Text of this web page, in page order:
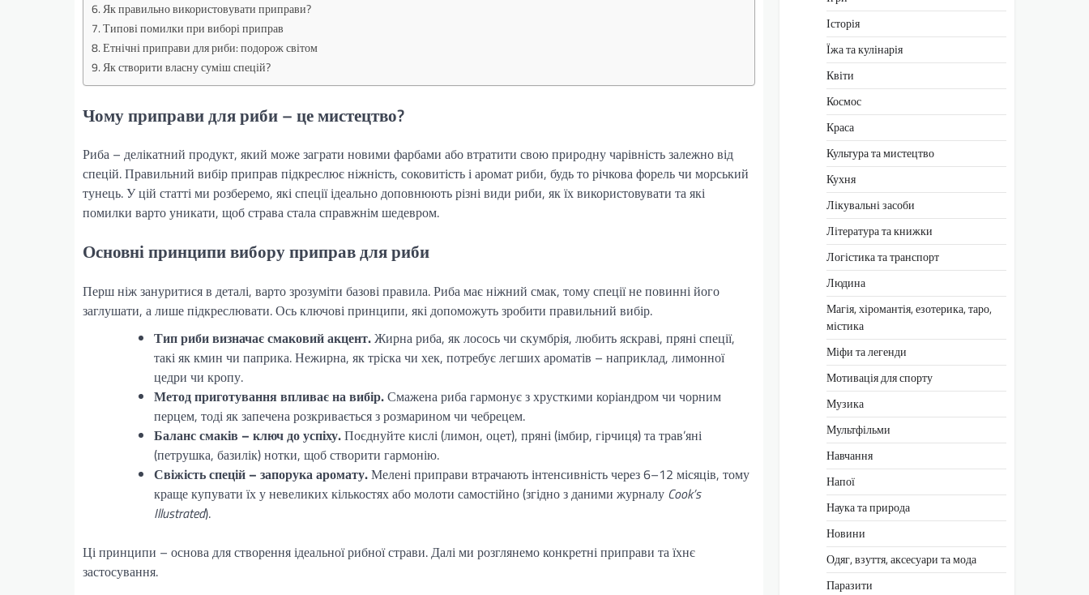
Як правильно використовувати приправи?
Типові помилки при виборі приправ
Етнічні приправи для риби: подорож світом
Як створити власну суміш спецій?
Чому приправи для риби – це мистецтво?
Риба – делікатний продукт, який може заграти новими фарбами або втратити свою природну чарівність залежно від
спецій. Правильний вибір приправ підкреслює ніжність, соковитість і аромат риби, будь то річкова форель чи морський
тунець. У цій статті ми розберемо, які спеції ідеально доповнюють різні види риби, як їх використовувати та які
помилки варто уникати, щоб страва стала справжнім шедевром.
Основні принципи вибору приправ для риби
Перш ніж зануритися в деталі, варто зрозуміти базові правила. Риба має ніжний смак, тому спеції не повинні його
заглушати, а лише підкреслювати. Ось ключові принципи, які допоможуть зробити правильний вибір.
Тип риби визначає смаковий акцент.Жирна риба, як лосось чи скумбрія, любить яскраві, пряні спеції,
такі як кмин чи паприка. Нежирна, як тріска чи хек, потребує легших ароматів – наприклад, лимонної
цедри чи кропу.
Метод приготування впливає на вибір.Смажена риба гармонує з хрусткими коріандром чи чорним
перцем, тоді як запечена розкривається з розмарином чи чебрецем.
Баланс смаків – ключ до успіху.Поєднуйте кислі (лимон, оцет), пряні (імбир, гірчиця) та трав’яні
(петрушка, базилік) нотки, щоб створити гармонію.
Свіжість спецій – запорука аромату.Мелені приправи втрачають інтенсивність через 6–12 місяців, тому
краще купувати їх у невеликих кількостях або молоти самостійно (згідно з даними журналу Cook’s
Illustrated).
Ці принципи – основа для створення ідеальної рибної страви. Далі ми розглянемо конкретні приправи та їхнє
застосування.
Історія
Їжа та кулінарія
Квіти
Космос
Краса
Культура та мистецтво
Кухня
Лікувальні засоби
Література та книжки
Логістика та транспорт
Людина
Магія, хіромантія, езотерика, таро,
містика
Міфи та легенди
Мотивація для спорту
Музика
Мультфільми
Навчання
Напої
Наука та природа
Новини
Одяг, взуття, аксесуари та мода
Паразити